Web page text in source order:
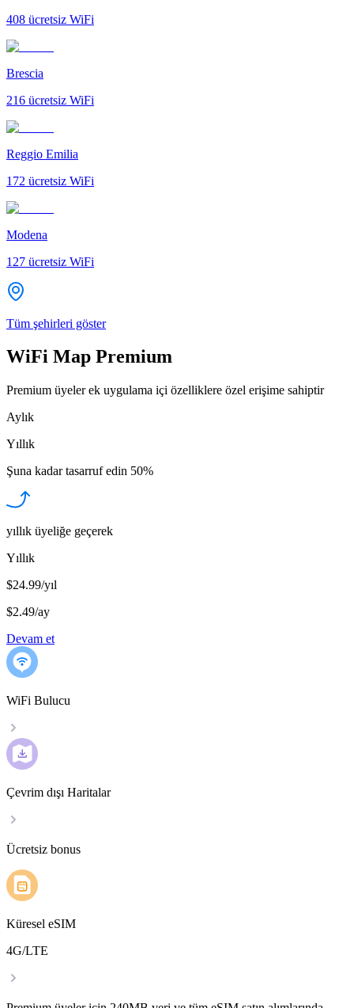
408 ücretsiz WiFi
Brescia
216 ücretsiz WiFi
Reggio Emilia
172 ücretsiz WiFi
Modena
127 ücretsiz WiFi
Tüm şehirleri göster
WiFi Map Premium
Premium üyeler ek uygulama içi özelliklere özel erişime sahiptir
Aylık
Yıllık
Şuna kadar tasarruf edin 50%
yıllık üyeliğe geçerek
Yıllık
$24.99/yıl
$2.49/ay
Devam et
WiFi Bulucu
Çevrim dışı Haritalar
Ücretsiz bonus
Küresel eSIM
4G/LTE